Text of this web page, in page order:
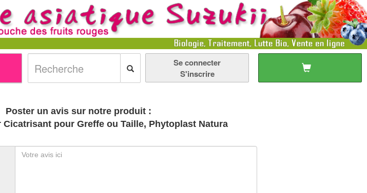
Se connecter
S'inscrire
Poster un avis sur notre produit :
Mastic à Greffer Cicatrisant pour Greffe ou Taille, Phytoplast Natura